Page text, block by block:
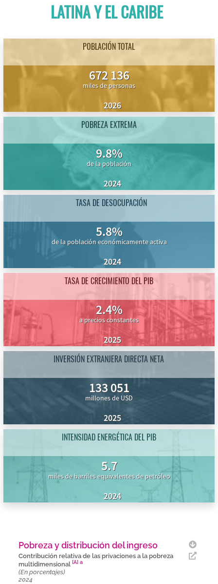
LATINA Y EL CARIBE
POBLACIÓN TOTAL
672 136
miles de personas
2026
POBREZA EXTREMA
9.8%
de la población
2024
TASA DE DESOCUPACIÓN
5.8%
de la población económicamente activa
2024
TASA DE CRECIMIENTO DEL PIB
2.4%
a precios constantes
2025
INVERSIÓN EXTRANJERA DIRECTA NETA
133 051
millones de USD
2025
INTENSIDAD ENERGÉTICA DEL PIB
5.7
miles de barriles equivalentes de petróleo
2024